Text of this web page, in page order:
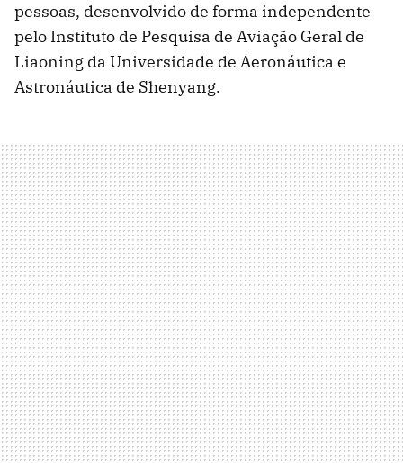
pessoas, desenvolvido de forma independente
pelo Instituto de Pesquisa de Aviação Geral de
Liaoning da Universidade de Aeronáutica e
Astronáutica de Shenyang.